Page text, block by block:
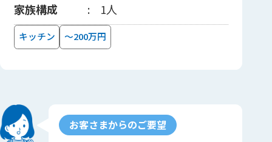
家族構成
1人
キッチン ～200万円
お客さまからのご要望